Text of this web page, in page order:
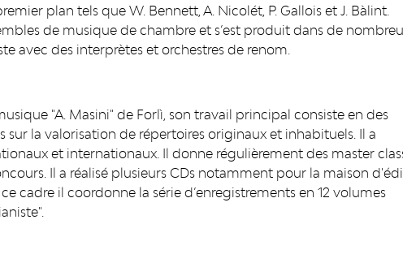
plan tels que W. Bennett, A. Nicolét, P. Gallois et J. Bàlint.
de musique de chambre et s’est produit dans de
avec des interprètes et orchestres de renom.
"A. Masini" de Forlì, son travail principal consiste en des
sur la valorisation de répertoires originaux et inhabituels. Il a
et internationaux. Il donne régulièrement des master
Il a réalisé plusieurs CDs notamment pour la maison
cadre il coordonne la série d’enregistrements en 12 volumes